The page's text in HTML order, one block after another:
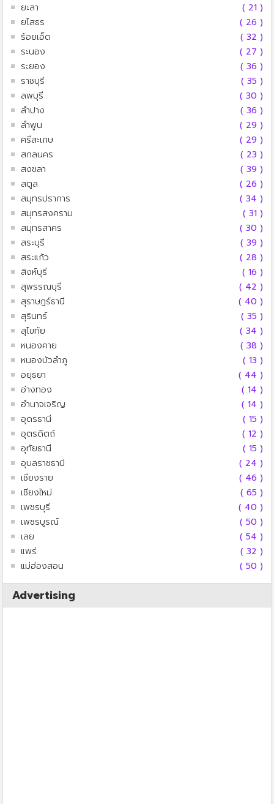
ยะลา
( 21 )
ยโสธร
( 26 )
ร้อยเอ็ด
( 32 )
ระนอง
( 27 )
ระยอง
( 36 )
ราชบุรี
( 35 )
ลพบุรี
( 30 )
ลำปาง
( 36 )
ลำพูน
( 29 )
ศรีสะเกษ
( 29 )
สกลนคร
( 23 )
สงขลา
( 39 )
สตูล
( 26 )
สมุทรปราการ
( 34 )
สมุทรสงคราม
( 31 )
สมุทรสาคร
( 30 )
สระบุรี
( 39 )
สระแก้ว
( 28 )
สิงห์บุรี
( 16 )
สุพรรณบุรี
( 42 )
สุราษฎร์ธานี
( 40 )
สุรินทร์
( 35 )
สุโขทัย
( 34 )
หนองคาย
( 38 )
หนองบัวลำภู
( 13 )
อยุธยา
( 44 )
อ่างทอง
( 14 )
อำนาจเจริญ
( 14 )
อุดรธานี
( 15 )
อุตรดิตถ์
( 12 )
อุทัยธานี
( 15 )
อุบลราชธานี
( 24 )
เชียงราย
( 46 )
เชียงใหม่
( 65 )
เพชรบุรี
( 40 )
เพชรบูรณ์
( 50 )
เลย
( 54 )
แพร่
( 32 )
แม่ฮ่องสอน
( 50 )
Advertising